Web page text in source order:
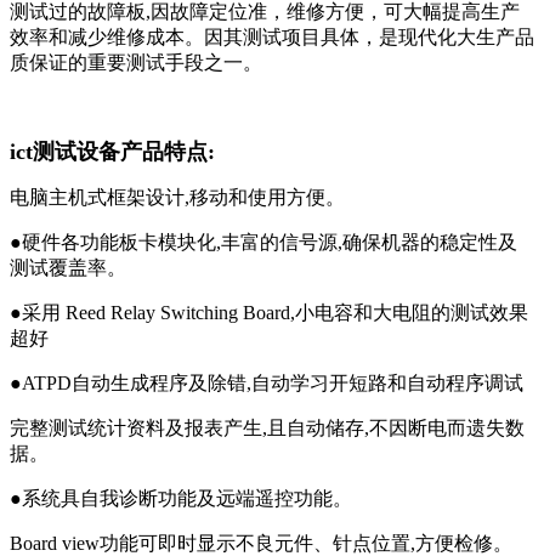
测试过的故障板,因故障定位准，维修方便，可大幅提高生产
效率和减少维修成本。因其测试项目具体，是现代化大生产品
质保证的重要测试手段之一。
ict测试设备产品特点:
电脑主机式框架设计,移动和使用方便。
●硬件各功能板卡模块化,丰富的信号源,确保机器的稳定性及
测试覆盖率。
●采用 Reed Relay Switching Board,小电容和大电阻的测试效果
超好
●ATPD自动生成程序及除错,自动学习开短路和自动程序调试
完整测试统计资料及报表产生,且自动储存,不因断电而遗失数
据。
●系统具自我诊断功能及远端遥控功能。
Board view功能可即时显示不良元件、针点位置,方便检修。